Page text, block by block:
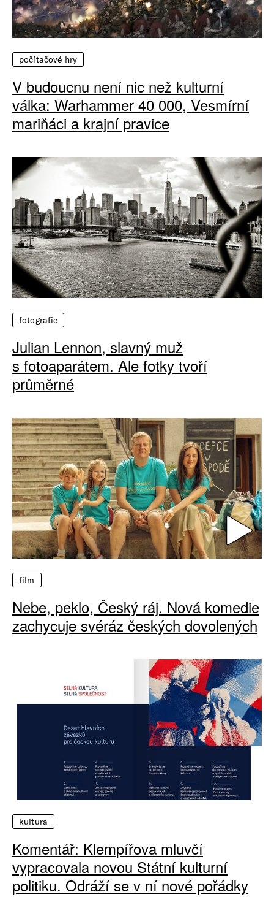
počítačové hry
V budoucnu není nic než kulturní
válka: Warhammer 40 000, Vesmírní
mariňáci a krajní pravice
fotografie
Julian Lennon, slavný muž
s fotoaparátem. Ale fotky tvoří
průměrné
film
Nebe, peklo, Český ráj. Nová komedie
zachycuje svéráz českých dovolených
kultura
Komentář: Klempířova mluvčí
vypracovala novou Státní kulturní
politiku. Odráží se v ní nové pořádky